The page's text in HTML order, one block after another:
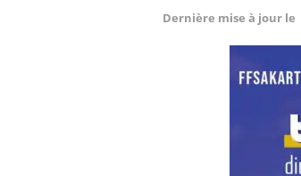
Dernière mise à jour le